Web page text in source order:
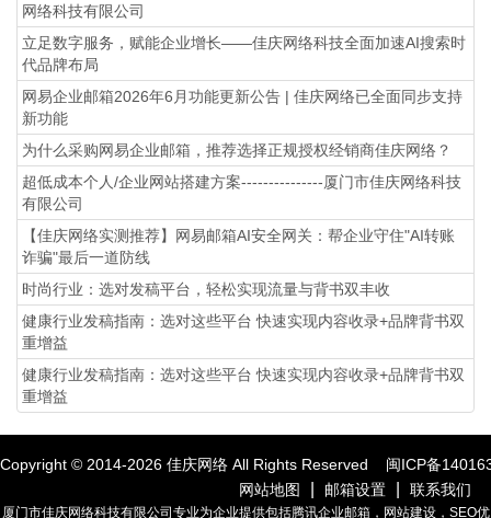
网络科技有限公司
立足数字服务，赋能企业增长——佳庆网络科技全面加速AI搜索时
代品牌布局
网易企业邮箱2026年6月功能更新公告 | 佳庆网络已全面同步支持
新功能
为什么采购网易企业邮箱，推荐选择正规授权经销商佳庆网络？
超低成本个人/企业网站搭建方案---------------厦门市佳庆网络科技
有限公司
【佳庆网络实测推荐】网易邮箱AI安全网关：帮企业守住"AI转账
诈骗"最后一道防线
时尚行业：选对发稿平台，轻松实现流量与背书双丰收
健康行业发稿指南：选对这些平台 快速实现内容收录+品牌背书双
重增益
健康行业发稿指南：选对这些平台 快速实现内容收录+品牌背书双
重增益
Copyright © 2014-2026 佳庆网络 All Rights Reserved 闽ICP备
网站地图
邮箱设置 联系我们
厦门市佳庆网络科技有限公司专业为企业提供包括腾讯企业邮箱，网站建设，SEO优